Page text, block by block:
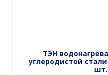
ТЭН
углеродистой стали